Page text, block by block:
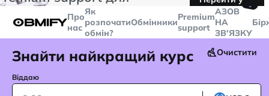
більше
Telegram
Про
нас
Як
розпочати
обмін?
ОбмінникиPremium
support
🤙
AЗОВ
НА
ЗВ'ЯЗКУ
Знайти найкращий курс Очистити
Віддаю